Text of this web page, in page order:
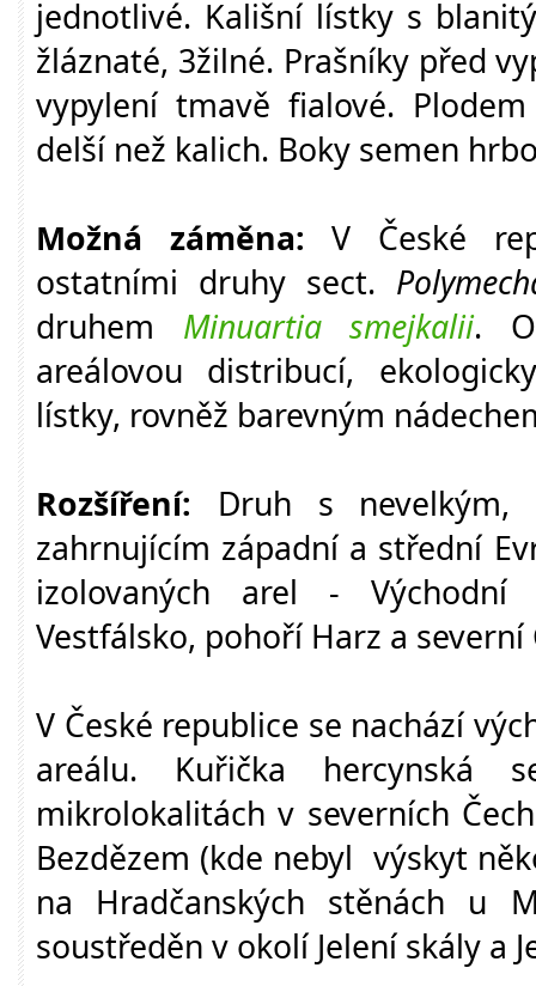
jednotlivé. Kališní lístky s
žláznaté, 3žilné. Prašníky před
vypylení tmavě fialové.
delší než kalich. Boky semen
Možná záměna: V České
ostatními druhy sect.
druhem
Minuartia smejkalii.
areálovou distribucí,
lístky, rovněž barevným
Rozšíření: Druh s nevelkým,
zahrnujícím západní a střední
izolovaných arel - Východní
Vestfálsko, pohoří Harz a severní
V České republice se nachází
areálu. Kuřička hercynská
mikrolokalitách v severních
Bezdězem (kde nebyl výskyt
na Hradčanských stěnách u
soustředěn v okolí Jelení skály a